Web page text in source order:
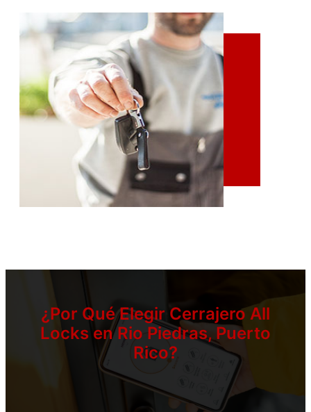
¿Por Qué Elegir Cerrajero All
Locks en Rio Piedras, Puerto
Rico?